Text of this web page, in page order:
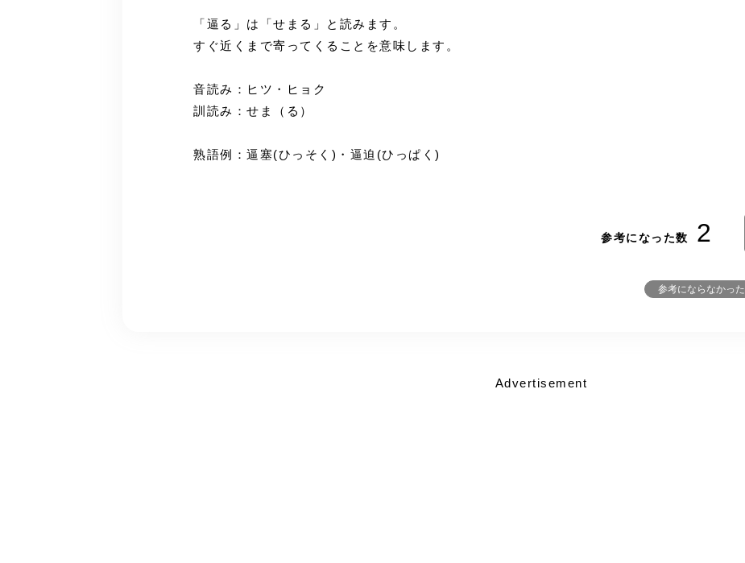
「逼る」は「せまる」と読みます。
すぐ近くまで寄ってくることを意味します。
音読み：ヒツ・ヒョク
訓読み：せま（る）
熟語例：逼塞(ひっそく)・逼迫(ひっぱく)
参考になった数 2
参考にならなかった
Advertisement